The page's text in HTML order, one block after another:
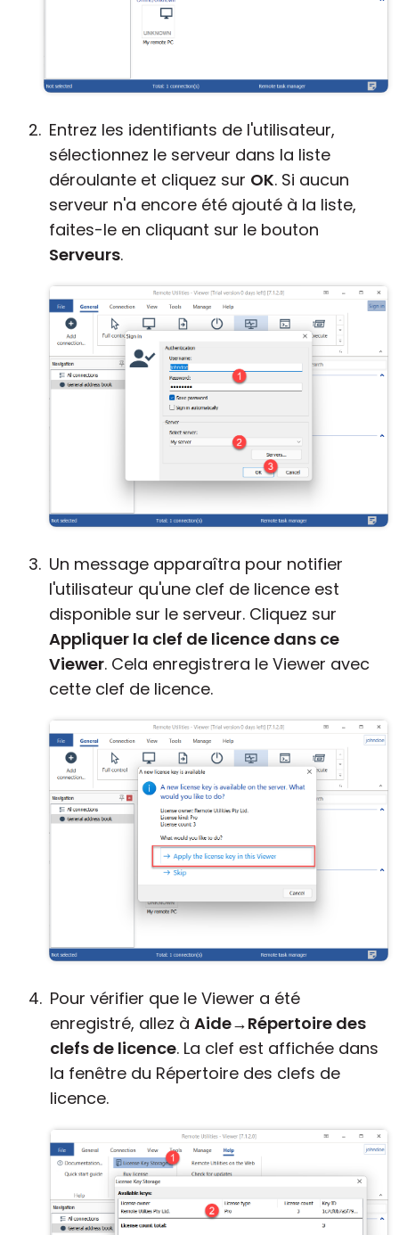
Entrez les identifiants de l'utilisateur,
sélectionnez le serveur dans la liste
déroulante et cliquez sur OK. Si aucun
serveur n'a encore été ajouté à la liste,
faites-le en cliquant sur le bouton
Serveurs.
Un message apparaîtra pour notifier
l'utilisateur qu'une clef de licence est
disponible sur le serveur. Cliquez sur
Appliquer la clef de licence dans ce
Viewer. Cela enregistrera le Viewer avec
cette clef de licence.
Pour vérifier que le Viewer a été
enregistré, allez à Aide→Répertoire des
clefs de licence. La clef est affichée dans
la fenêtre du Répertoire des clefs de
licence.